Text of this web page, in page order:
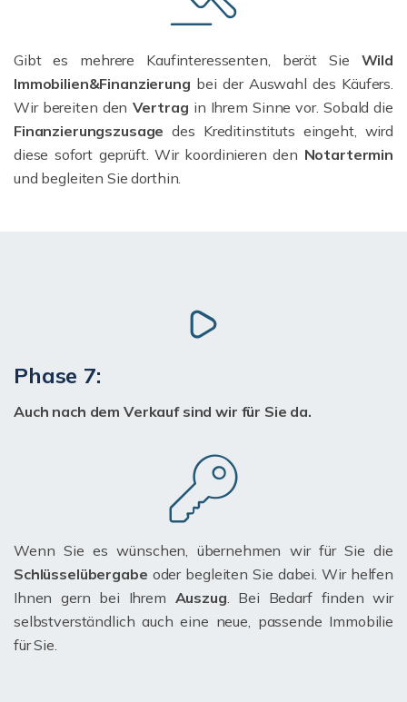
Gibt es mehrere Kaufinteressenten, berät Sie Wild
Immobilien&Finanzierung bei der Auswahl des Käufers.
Wir bereiten den Vertrag in Ihrem Sinne vor. Sobald die
Finanzierungszusagedes Kreditinstituts eingeht, wird
diese sofort geprüft. Wir koordinieren den Notartermin
und begleiten Sie dorthin.
Phase 7:
Auch nach dem Verkauf sind wir für Sie da.
Wenn Sie es wünschen, übernehmen wir für Sie die
Schlüsselübergabe oder begleiten Sie dabei. Wir helfen
Ihnen gern bei Ihrem Auszug. Bei Bedarf finden wir
selbstverständlich auch eine neue, passende Immobilie
für Sie.